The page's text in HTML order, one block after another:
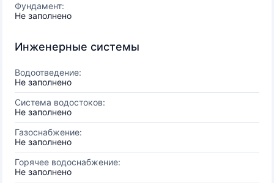
Фундамент:
Не заполнено
Инженерные системы
Водоотведение:
Не заполнено
Система водостоков:
Не заполнено
Газоснабжение:
Не заполнено
Горячее водоснабжение:
Не заполнено